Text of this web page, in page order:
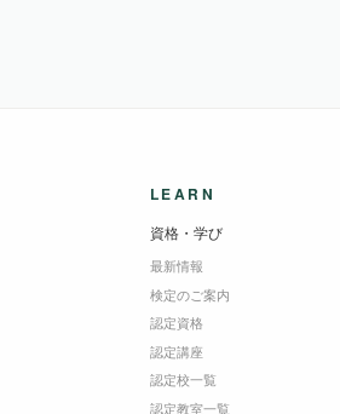
LEARN
資格・学び
最新情報
検定のご案内
認定資格
認定講座
認定校一覧
認定教室一覧